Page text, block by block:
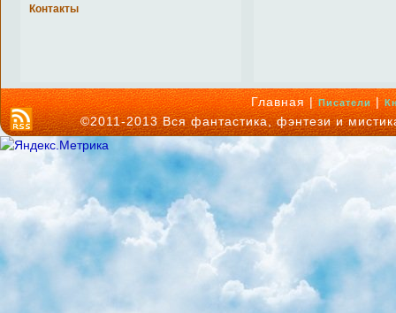
Контакты
Главная |Писатели|
©2011-2013 Вся фантастика, фэнтези и